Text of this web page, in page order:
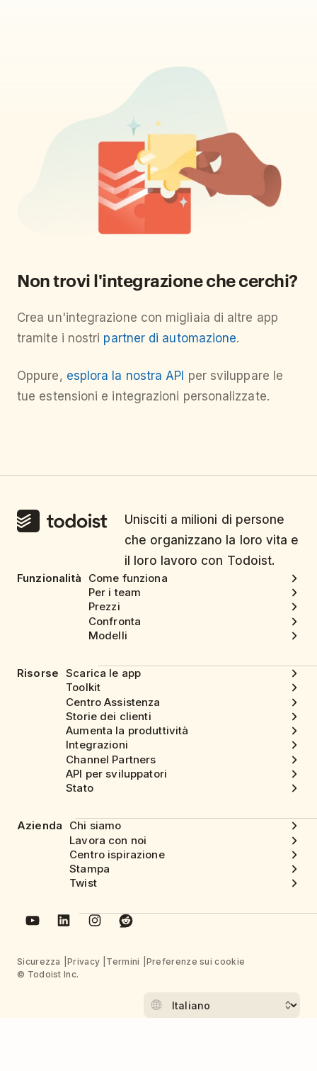
Non trovi l'integrazione che cerchi?
Crea un'integrazione con migliaia di altre app
tramite i nostri partner di automazione.
Oppure, esplora la nostra API per sviluppare le
tue estensioni e integrazioni personalizzate.
Unisciti a milioni di persone
che organizzano la loro vita e
il loro lavoro con Todoist.
Funzionalità
Come funziona
Per i team
Prezzi
Confronta
Modelli
Risorse Scarica le app
Toolkit
Centro Assistenza
Storie dei clienti
Aumenta la produttività
Integrazioni
Channel Partners
API per sviluppatori
Stato
Azienda
Chi siamo
Lavora con noi
Centro ispirazione
Stampa
Twist
Sicurezza Privacy Termini
Preferenze sui cookie
© Todoist Inc.